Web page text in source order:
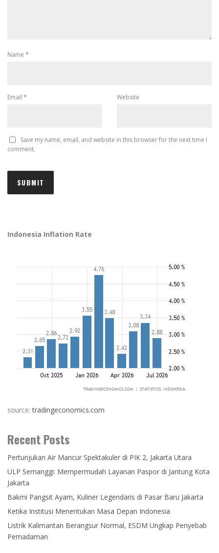
Name *
Email * Website
Save my name, email, and website in this browser for the next time I
comment.
Indonesia Inflation Rate
source:tradingeconomics.com
Recent Posts
Pertunjukan Air Mancur Spektakuler di PIK 2, Jakarta Utara
ULP Semanggi: Mempermudah Layanan Paspor di Jantung Kota
Jakarta
Bakmi Pangsit Ayam, Kuliner Legendaris di Pasar Baru Jakarta
Ketika Institusi Menentukan Masa Depan Indonesia
Listrik Kalimantan Berangsur Normal, ESDM Ungkap Penyebab
Pemadaman